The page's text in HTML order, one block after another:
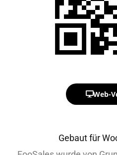
Web-
Gebaut für